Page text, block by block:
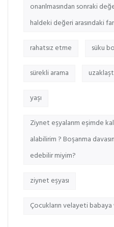
onarılmasından sonraki
haldeki değeri arasındaki
rahatsız etme süku
sürekli arama
yaşı
Ziynet eşyalarım eşimde
alabilirim ? Boşanma
edebilir miyim?
ziynet eşyası
Çocukların velayeti babaya